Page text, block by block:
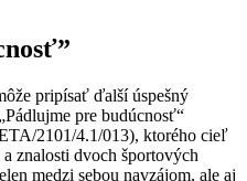
pripísať ďalší úspešný
pre budúcnosť“
2101/4.1/013), ktorého cieľ
znalosti dvoch športových
medzi sebou navzájom, ale aj